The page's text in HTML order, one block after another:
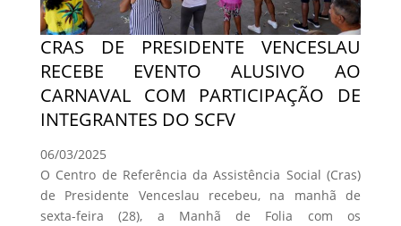
CRAS DE PRESIDENTE VENCESLAU
RECEBE EVENTO ALUSIVO AO
CARNAVAL COM PARTICIPAÇÃO DE
INTEGRANTES DO SCFV
06/03/2025
O Centro de Referência da Assistência Social (Cras)
de Presidente Venceslau recebeu, na manhã de
sexta-feira (28), a Manhã de Folia com os